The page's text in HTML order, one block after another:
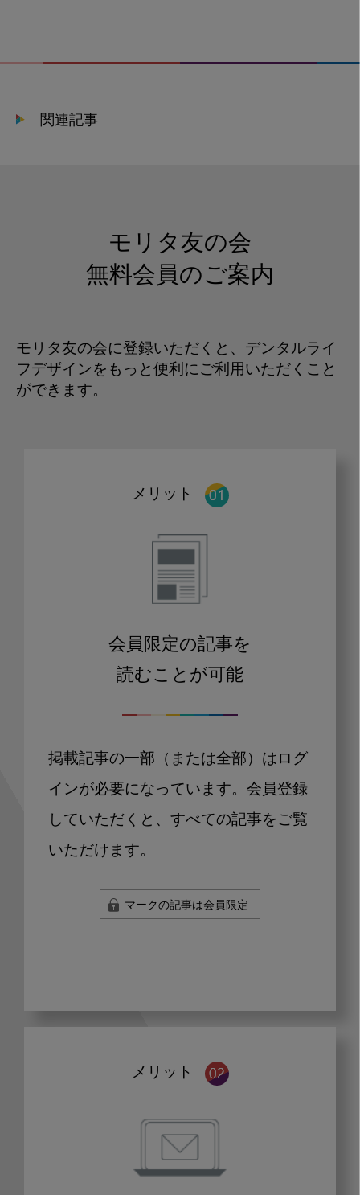
関連記事
モリタ友の会
無料会員のご案内
モリタ友の会に登録いただくと、デンタルライ
フデザインをもっと便利にご利用いただくこと
ができます。
メリット
会員限定の記事を
読むことが可能
掲載記事の一部（または全部）はログ
インが必要になっています。会員登録
していただくと、すべての記事をご覧
いただけます。
マークの記事は会員限定
メリット